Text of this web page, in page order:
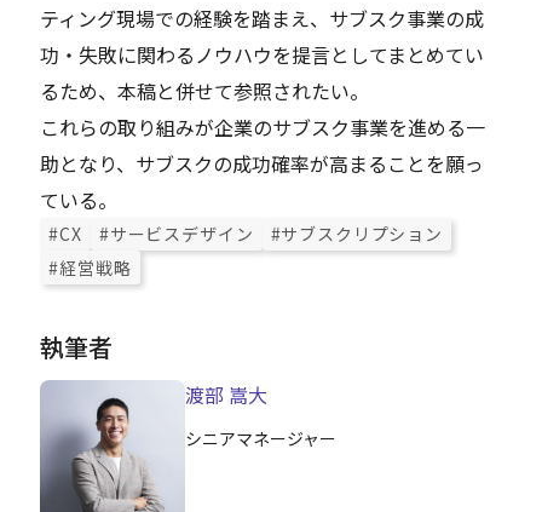
ティング現場での経験を踏まえ、サブスク事業の成
功・失敗に関わるノウハウを提言としてまとめてい
るため、本稿と併せて参照されたい。
これらの取り組みが企業のサブスク事業を進める一
助となり、サブスクの成功確率が高まることを願っ
ている。
#CX #サービスデザイン
#サブスクリプション
#経営戦略
執筆者
渡部 嵩大
シニアマネージャー